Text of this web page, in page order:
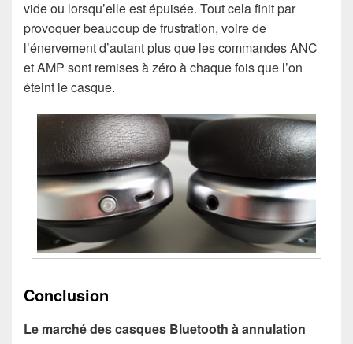
vide ou lorsqu’elle est épuisée. Tout cela finit par
provoquer beaucoup de frustration, voire de
l’énervement d’autant plus que les commandes ANC
et AMP sont remises à zéro à chaque fois que l’on
éteint le casque.
Conclusion
Le marché des casques Bluetooth à annulation